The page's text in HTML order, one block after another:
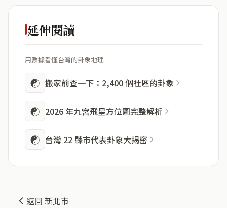
延伸閱讀
用數據看懂台灣的卦象地理
☯ 搬家前查一下：2,400 個社區的卦象
☯ 2026 年九宮飛星方位圖完整解析
☯ 台灣 22 縣市代表卦象大揭密
返回 新北市